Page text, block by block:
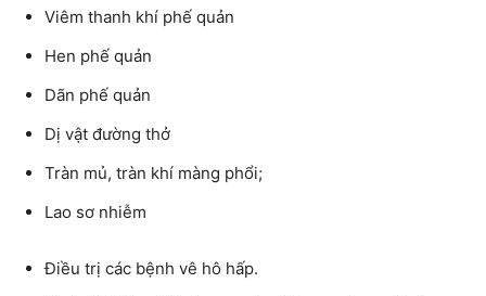
Viêm thanh khí phế quản
Hen phế quản
Dãn phế quản
Dị vật đường thở
Tràn mủ, tràn khí màng phổi;
Lao sơ nhiễm
Điều trị các bệnh vê hô hấp.